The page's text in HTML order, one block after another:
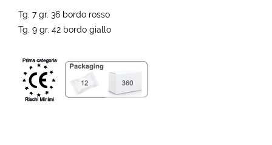
Tg. 7 gr. 36 bordo rosso
Tg. 9 gr. 42 bordo giallo